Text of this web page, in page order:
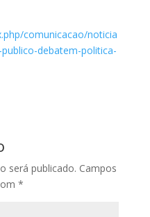
comunicacao/noticia
debatem-politica-
será publicado. Campos
*